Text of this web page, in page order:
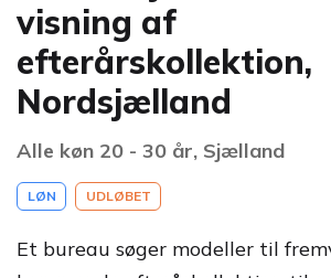
visning af
efterårskollektion,
Nordsjælland
Alle køn 20 - 30 år, Sjælland
LØN UDLØBET
Et bureau søger modeller til